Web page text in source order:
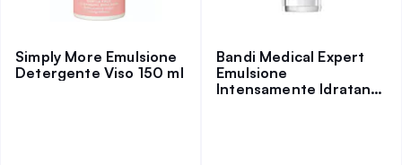
Simply More Emulsione
Detergente Viso 150 ml
Bandi Medical Expert
Emulsione
Intensamente Idratante